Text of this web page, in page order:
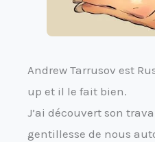
Andrew Tarrusov est
up et il le fait bien.
J’ai découvert son
gentillesse de nous